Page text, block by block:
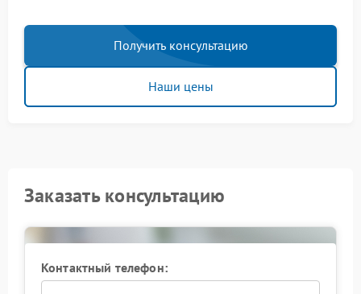
Получить консультацию
Наши цены
Заказать консультацию
Контактный телефон: